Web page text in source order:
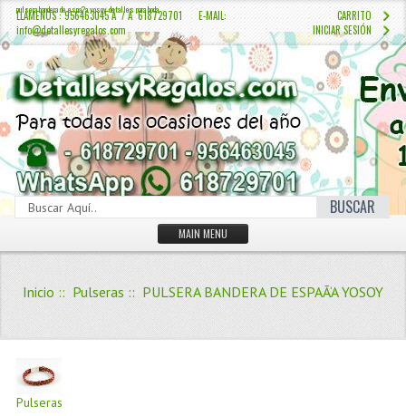
pulsera bandera de espa?a yosoy detalles para boda
LLÁMENOS : 956463045 Â / Â 618729701 E-MAIL:
info@detallesyregalos.com
CARRITO
INICIAR SESIÓN
BUSCAR
MAIN MENU
CONTÁCTENOS
Inicio :: Pulseras :: PULSERA BANDERA DE ESPAÃ‘A YOSOY
Pulseras